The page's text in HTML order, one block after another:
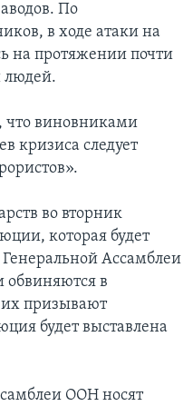
По
в ходе атаки на
на протяжении почти
людей.
что виновниками
кризиса следует
во вторник
которая будет
Ассамблеи
обвиняются в
призывают
будет выставлена
ООН носят